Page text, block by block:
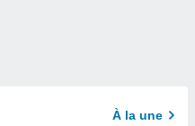
À la une